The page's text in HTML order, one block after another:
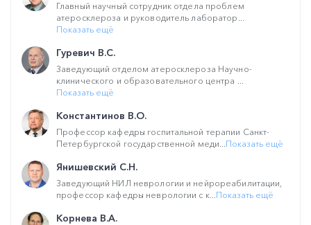
Главный научный сотрудник отдела проблем
атеросклероза и руководитель лаборатор...
Показать ещё
Гуревич В.С.
Заведующий отделом атеросклероза Научно-
клинического и образовательного центра ...
Показать ещё
Константинов В.О.
Профессор кафедры госпитальной терапии Санкт-
Петербургской государственной меди...Показать ещё
Янишевский С.Н.
Заведующий НИЛ неврологии и нейрореабилитации,
профессор кафедры неврологии с к...Показать ещё
Корнева В.А.